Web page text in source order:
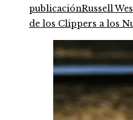
publicaciónRussell
de los Clippers a los